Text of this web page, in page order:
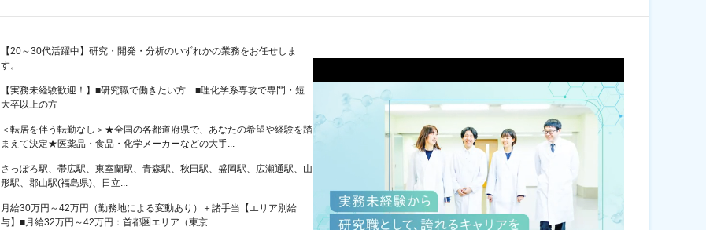
【20～30代活躍中】研究・開発・分析のいずれかの業務をお任せしま
す。
【実務未経験歓迎！】■研究職で働きたい方 ■理化学系専攻で専門・短
大卒以上の方
＜転居を伴う転勤なし＞★全国の各都道府県で、あなたの希望や経験を踏
まえて決定★医薬品・食品・化学メーカーなどの大手...
さっぽろ駅、帯広駅、東室蘭駅、青森駅、秋田駅、盛岡駅、広瀬通駅、山
形駅、郡山駅(福島県)、日立...
月給30万円～42万円（勤務地による変動あり）＋諸手当【エリア別給
与】■月給32万円～42万円：首都圏エリア（東京...